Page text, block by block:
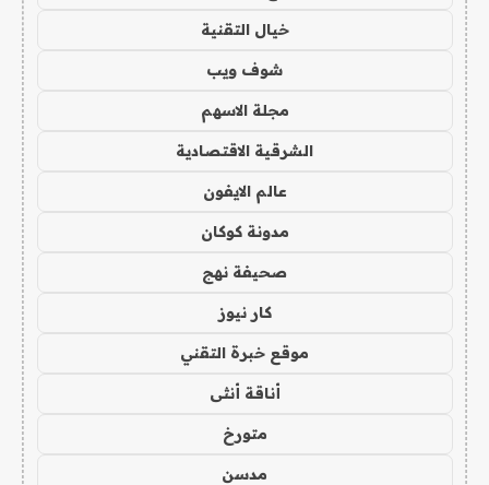
خيال التقنية
شوف ويب
مجلة الاسهم
الشرقية الاقتصادية
عالم الايفون
مدونة كوكان
صحيفة نهج
كار نيوز
موقع خبرة التقني
أناقة أنثى
متورخ
مدسن